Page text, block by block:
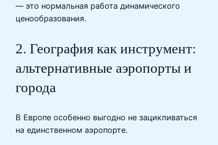
— это нормальная работа динамического
ценообразования.
2. География как инструмент:
альтернативные аэропорты и
города
В Европе особенно выгодно не зацикливаться
на единственном аэропорте.